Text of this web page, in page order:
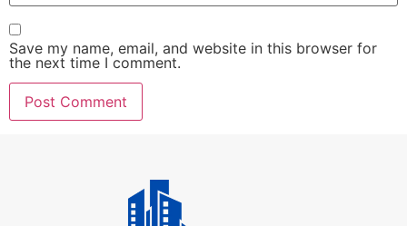
Save my name, email, and website in this browser for
the next time I comment.